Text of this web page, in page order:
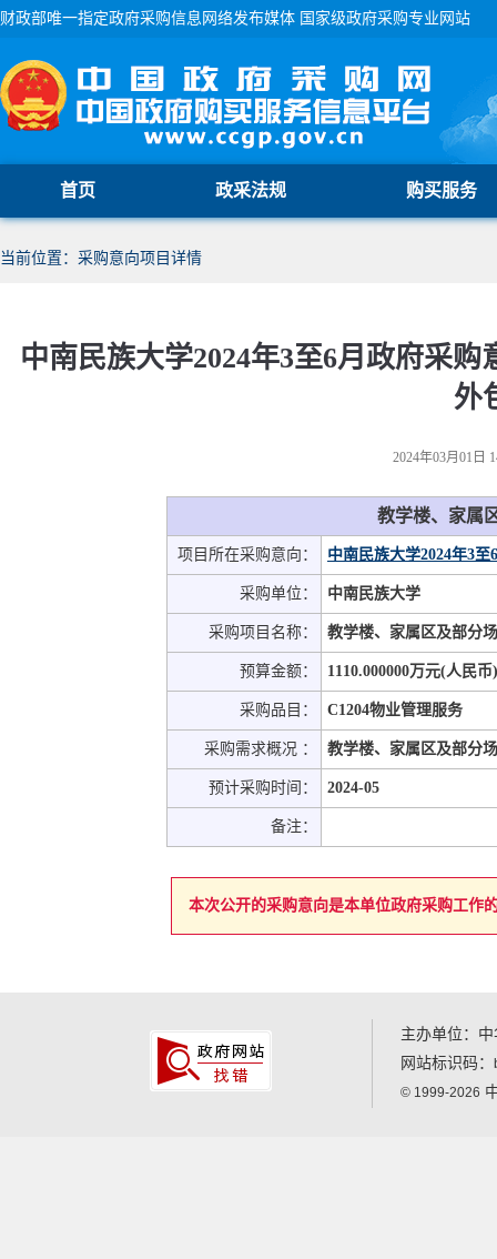
财政部唯一指定政府采购信息网络发布媒体 国家级政府采购专业网站
首页 政采法规 购买服务
当前位置：采购意向项目详情
中南民族大学2024年3至6月政府采
外
2024年03月01日
教学楼、家属
项目所在采购意向： 中南民族大学2024年3
采购单位： 中南民族大学
采购项目名称： 教学楼、家属区及部分
预算金额： 1110.000000万元(人民币)
采购品目： C1204物业管理服务
采购需求概况 ： 教学楼、家属区及部分
预计采购时间： 2024-05
备注：
本次公开的采购意向是本单位政府采购工作
主办单位：
网站标识码：
© 1999-2026